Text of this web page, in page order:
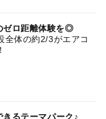
ゼロ距離体験を◎
全体の約2/3がエアコ
るテーマパーク♪